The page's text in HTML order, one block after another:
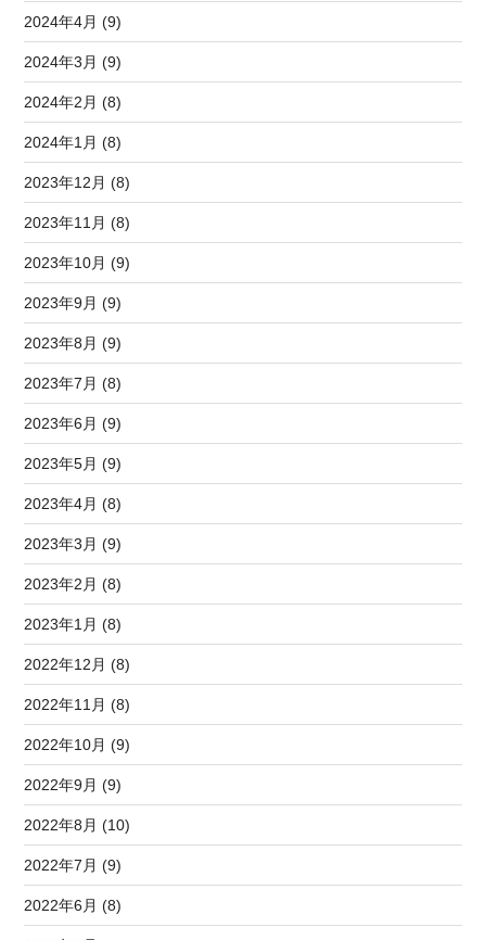
2024年4月 (9)
2024年3月 (9)
2024年2月 (8)
2024年1月 (8)
2023年12月 (8)
2023年11月 (8)
2023年10月 (9)
2023年9月 (9)
2023年8月 (9)
2023年7月 (8)
2023年6月 (9)
2023年5月 (9)
2023年4月 (8)
2023年3月 (9)
2023年2月 (8)
2023年1月 (8)
2022年12月 (8)
2022年11月 (8)
2022年10月 (9)
2022年9月 (9)
2022年8月 (10)
2022年7月 (9)
2022年6月 (8)